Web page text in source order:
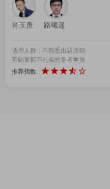
肖玉庚 路曦遥
适用人群：不熟悉出题原则
基础掌握不扎实的备考学员
推荐指数: